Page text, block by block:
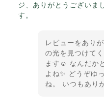
ジ、ありがとうございま
す。
レビューをあり
の光を見つけて
ます☺️ なんだか
よね✨ どうぞゆ
ね。 いつもあり